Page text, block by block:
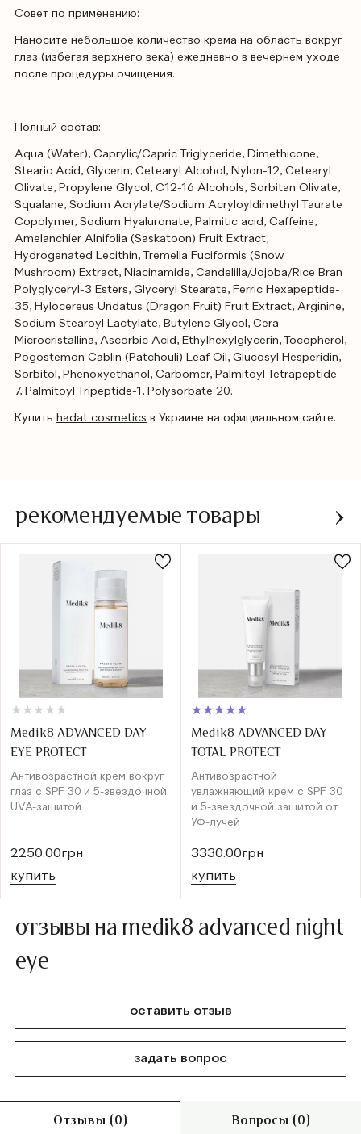
Совет по применению:
Наносите небольшое количество крема на область вокруг
глаз (избегая верхнего века) ежедневно в вечернем уходе
после процедуры очищения.
Полный состав:
Aqua (Water), Caprylic/Capric Triglyceride, Dimethicone,
Stearic Acid, Glycerin, Cetearyl Alcohol, Nylon-12, Cetearyl
Olivate, Propylene Glycol, C12-16 Alcohols, Sorbitan Olivate,
Squalane, Sodium Acrylate/Sodium Acryloyldimethyl Taurate
Copolymer, Sodium Hyaluronate, Palmitic acid, Caffeine,
Amelanchier Alnifolia (Saskatoon) Fruit Extract,
Hydrogenated Lecithin, Tremella Fuciformis (Snow
Mushroom) Extract, Niacinamide, Candelilla/Jojoba/Rice Bran
Polyglyceryl-3 Esters, Glyceryl Stearate, Ferric Hexapeptide-
35, Hylocereus Undatus (Dragon Fruit) Fruit Extract, Arginine,
Sodium Stearoyl Lactylate, Butylene Glycol, Cera
Microcristallina, Ascorbic Acid, Ethylhexylglycerin, Tocopherol,
Pogostemon Cablin (Patchouli) Leaf Oil, Glucosyl Hesperidin,
Sorbitol, Phenoxyethanol, Carbomer, Palmitoyl Tetrapeptide-
7, Palmitoyl Tripeptide-1, Polysorbate 20.
Купить hadat cosmetics в Украине на официальном сайте.
рекомендуемые товары
★
★ ★
★ ★
★ ★
★ ★
★
Medik8 ADVANCED DAY
EYE PROTECT
Антивозрастной крем вокруг
глаз с SPF 30 и 5-звездочной
UVA-защитой
2250.00грн
купить
★
★★
★★
★★
★★
★
Medik8 ADVANCED DAY
TOTAL PROTECT
Антивозрастной
увлажняющий крем с SPF 30
и 5-звездочной защитой от
УФ-лучей
3330.00грн
купить
отзывы на medik8 advanced night
eye
оставить отзыв
задать вопрос
Отзывы (0) Вопросы (0)